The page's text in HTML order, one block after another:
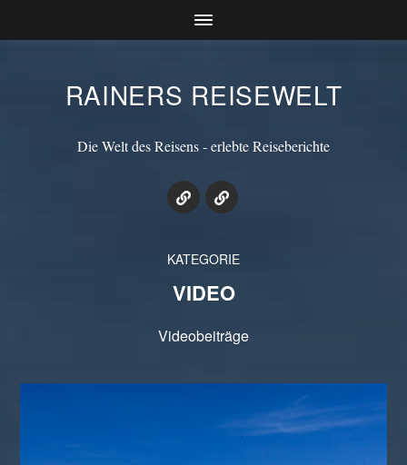
RAINERS REISEWELT
Die Welt des Reisens - erlebte Reiseberichte
KATEGORIE
VIDEO
Videobeiträge